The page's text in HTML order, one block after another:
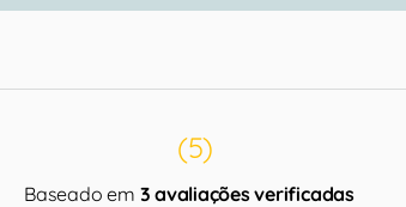
(5)
Baseado em 3 avaliações verificadas